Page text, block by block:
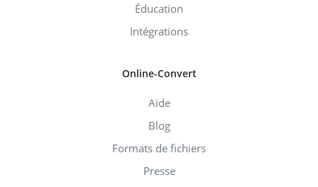
Éducation
Intégrations
Online-Convert
Aide
Blog
Formats de fichiers
Presse